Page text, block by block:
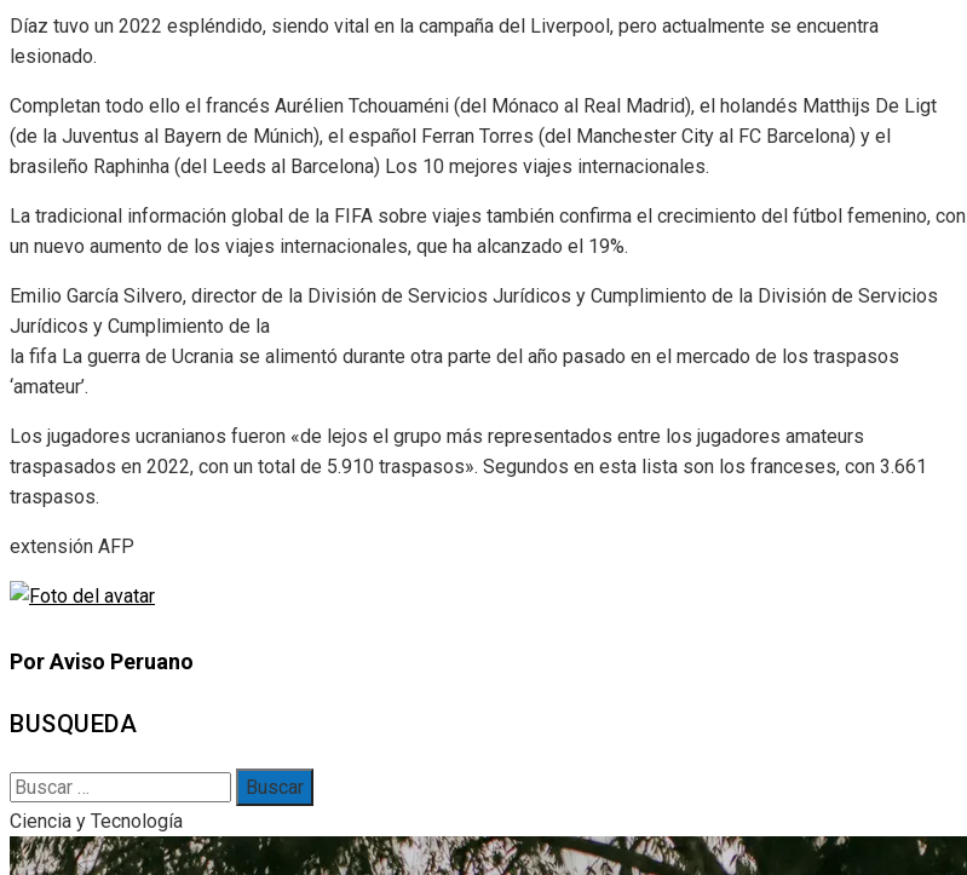
Díaz tuvo un 2022 espléndido, siendo vital en la campaña del Liverpool, pero actualmente se encuentra
lesionado.
Completan todo ello el francés Aurélien Tchouaméni (del Mónaco al Real Madrid), el holandés Matthijs De Ligt
(de la Juventus al Bayern de Múnich), el español Ferran Torres (del Manchester City al FC Barcelona) y el
brasileño Raphinha (del Leeds al Barcelona) Los 10 mejores viajes internacionales.
La tradicional información global de la FIFA sobre viajes también confirma el crecimiento del fútbol femenino, con
un nuevo aumento de los viajes internacionales, que ha alcanzado el 19%.
Emilio García Silvero, director de la División de Servicios Jurídicos y Cumplimiento de la División de Servicios
Jurídicos y Cumplimiento de la
la fifa La guerra de Ucrania se alimentó durante otra parte del año pasado en el mercado de los traspasos
‘amateur’.
Los jugadores ucranianos fueron «de lejos el grupo más representados entre los jugadores amateurs
traspasados ​​en 2022, con un total de 5.910 traspasos». Segundos en esta lista son los franceses, con 3.661
traspasos.
extensión AFP
Por Aviso Peruano
BUSQUEDA
Buscar:
Ciencia y Tecnología